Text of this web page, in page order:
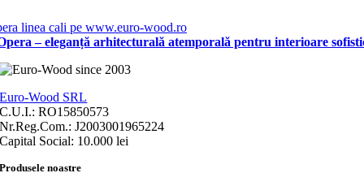
– eleganță arhitecturală atemporală pentru interioare
Euro-Wood SRL
C.U.I.: RO15850573
Nr.Reg.Com.: J2003001965224
Capital Social: 10.000 lei
Produsele noastre